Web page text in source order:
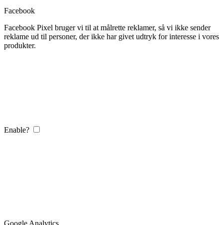
Facebook
Facebook Pixel bruger vi til at målrette reklamer, så vi ikke sender
reklame ud til personer, der ikke har givet udtryk for interesse i vores
produkter.
Enable?
Google Analytics